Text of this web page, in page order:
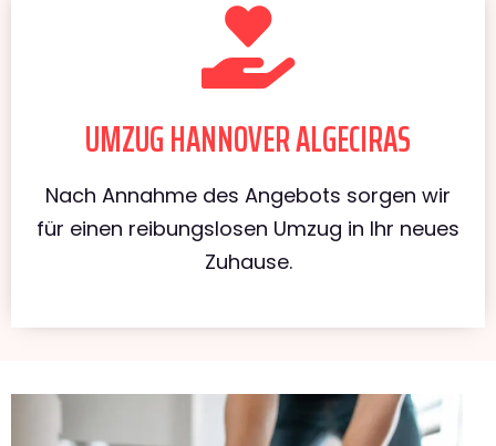
UMZUG HANNOVER ALGECIRAS
Nach Annahme des Angebots sorgen wir
für einen reibungslosen Umzug in Ihr neues
Zuhause.